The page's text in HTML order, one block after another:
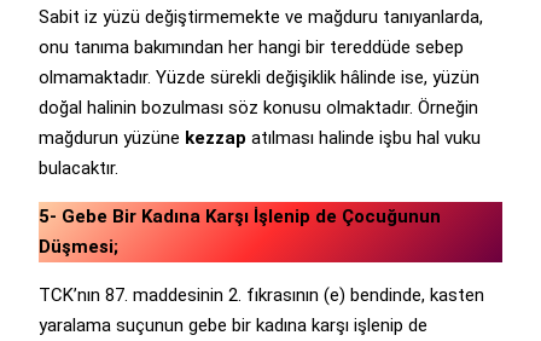
Sabit iz yüzü değiştirmemekte ve mağduru tanıyanlarda,
onu tanıma bakımından her hangi bir tereddüde sebep
olmamaktadır. Yüzde sürekli değişiklik hâlinde ise, yüzün
doğal halinin bozulması söz konusu olmaktadır. Örneğin
mağdurun yüzüne kezzap atılması halinde işbu hal vuku
bulacaktır.
5- Gebe Bir Kadına Karşı İşlenip de Çocuğunun
Düşmesi;
TCK’nın 87. maddesinin 2. fıkrasının (e) bendinde, kasten
yaralama suçunun gebe bir kadına karşı işlenip de